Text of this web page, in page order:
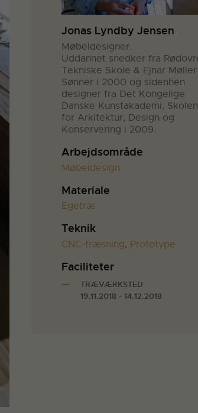
Jonas Lyndby Jensen
Møbeldesigner.
Uddannet snedker fra
Tekniske Skole & Ejnar
Sønner i 2000 og sidenhen
designer fra Det Kongelige
Danske Kunstakademi, Skolen
for Arkitektur, Design og
Konservering i 2009.
Arbejdsområde
Møbeldesign
Materiale
Egetræ
Teknik
CNC-fræsning, Prototype
Faciliteter
TRÆVÆRKSTED
19.11.2018 - 14.12.2018